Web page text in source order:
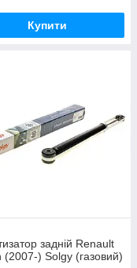
Купити
задній Renault
(2007-) Solgy (газовий)